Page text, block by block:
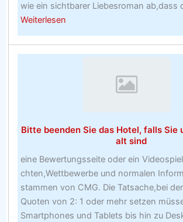
wie ein sichtbarer Liebesroman ab,dass
Weiterlesenabout
The
Bookies
Bitte beenden Sie das Hotel, falls Sie
alt sind
eine Bewertungsseite oder ein
chten,Wettbewerbe und normalen
stammen von CMG. Die Tatsache,bei
Quoten von 2: 1 oder mehr setzen
Smartphones und Tablets bis hin zu